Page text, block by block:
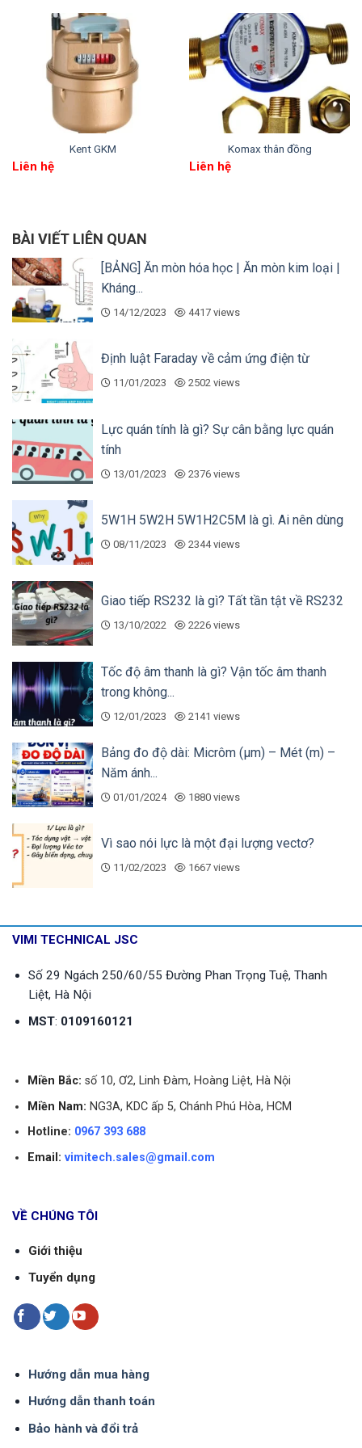
Có ký hiệu “50mm” để người dùng chọn đúng
kích cỡ đường ống lắp đặt
4. Địa chỉ mua Flowtech LXSG-50
Đồng hồ Flowtech LXSG-50 được chúng tôi tồn
kho cả ở khu vực miền Bắc và miền Nam để đáp
ứng nhanh chóng cho các dự án trên toàn quốc.
Kho LXSG miền Bắc: Hà Nội
Kho LXSG miền Nam: Hồ Chí Minh
Kent GKM
Liên hệ
Komax thân đồng
Liên hệ
BÀI VIẾT LIÊN QUAN
[BẢNG] Ăn mòn hóa học | Ăn mòn kim loại |
Kháng...
14/12/2023 4417 views
Định luật Faraday về cảm ứng điện từ
11/01/2023 2502 views
Lực quán tính là gì? Sự cân bằng lực quán
tính
13/01/2023 2376 views
5W1H 5W2H 5W1H2C5M là gì. Ai nên dùng
08/11/2023 2344 views
Giao tiếp RS232 là gì? Tất tần tật về RS232
13/10/2022 2226 views
Tốc độ âm thanh là gì? Vận tốc âm thanh
trong không...
12/01/2023 2141 views
Bảng đo độ dài: Micrôm (µm) – Mét (m) –
Năm ánh...
01/01/2024 1880 views
Vì sao nói lực là một đại lượng vectơ?
11/02/2023 1667 views
VIMI TECHNICAL JSC
Số 29 Ngách 250/60/55 Đường Phan Trọng Tuệ, Thanh
Liệt, Hà Nội
MST: 0109160121
Miền Bắc: số 10, Ơ2, Linh Đàm, Hoàng Liệt, Hà Nội
Miền Nam: NG3A, KDC ấp 5, Chánh Phú Hòa, HCM
Hotline: 0967 393 688
Email: vimitech.sales@gmail.com
VỀ CHÚNG TÔI
Giới thiệu
Tuyển dụng
Hướng dẫn mua hàng
Hướng dẫn thanh toán
Bảo hành và đổi trả